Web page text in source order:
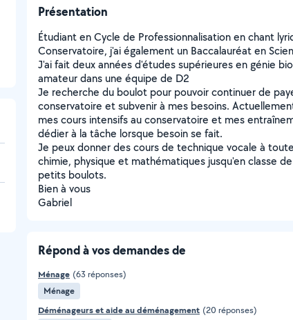
Présentation
Étudiant en Cycle de Professionnalisation en chant
Conservatoire, j'ai également un Baccalauréat en
J'ai fait deux années d'études supérieures en génie
amateur dans une équipe de D2
Je recherche du boulot pour pouvoir continuer de
conservatoire et subvenir à mes besoins.
mes cours intensifs au conservatoire et mes
dédier à la tâche lorsque besoin se fait.
Je peux donner des cours de technique vocale à
chimie, physique et mathématiques jusqu'en classe
petits boulots.
Bien à vous
Gabriel
Répond à vos demandes de
Ménage (63 réponses)
Ménage
Déménageurs et aide au déménagement (20 réponses)